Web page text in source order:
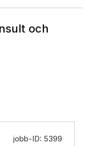
och
jobb-ID: 5399